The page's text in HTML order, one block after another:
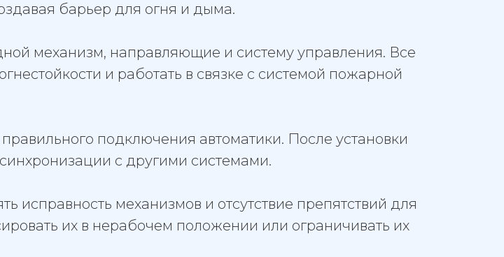
барьер для огня и дыма.
механизм, направляющие и систему управления. Все
и работать в связке с системой пожарной
подключения автоматики. После установки
с другими системами.
исправность механизмов и отсутствие препятствий для
их в нерабочем положении или ограничивать их